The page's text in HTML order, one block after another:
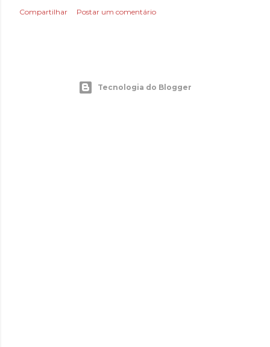
Compartilhar Postar um comentário
Tecnologia do Blogger